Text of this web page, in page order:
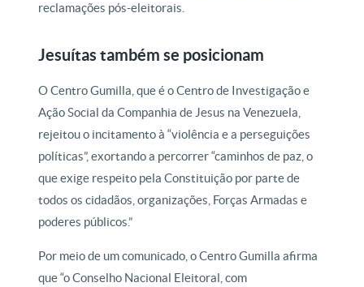
reclamações pós-eleitorais.
Jesuítas também se posicionam
O Centro Gumilla, que é o Centro de Investigação e
Ação Social da Companhia de Jesus na Venezuela,
rejeitou o incitamento à “violência e a perseguições
políticas”, exortando a percorrer “caminhos de paz, o
que exige respeito pela Constituição por parte de
todos os cidadãos, organizações, Forças Armadas e
poderes públicos.”
Por meio de um comunicado, o Centro Gumilla afirma
que “o Conselho Nacional Eleitoral, com